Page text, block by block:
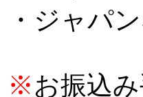
・ジャパ
※お振込